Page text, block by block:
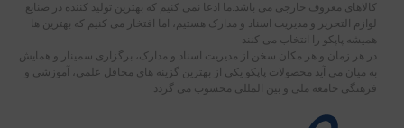
کالاهای معروف خارجی می باشد.ما ادعا نمی کنیم که بهترین تولید کننده در صنایع
لوازم التحریر و مدیریت اسناد و مدارک هستیم، اما افتخار می کنیم که بهترین ها
همیشه پاپکو را انتخاب می کنند
در هر زمان و هر مکان سخن از مدیریت اسناد و مدارک، برگزاری سمینار و همایش
به میان می آید محصولات پاپکو یکی از بهترین گزینه های محافل علمی، آموزشی و
فرهنگی جامعه ملی و بین المللی محسوب می گردد